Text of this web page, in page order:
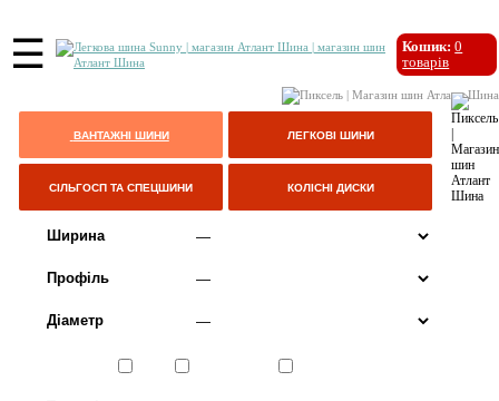
☰ Кошик: 0
товарів
ВАНТАЖНІ ШИНИ ЛЕГКОВІ ШИНИ
СІЛЬГОСП ТА СПЕЦШИНИ КОЛІСНІ ДИСКИ
Ширина
Профіль
Діаметр